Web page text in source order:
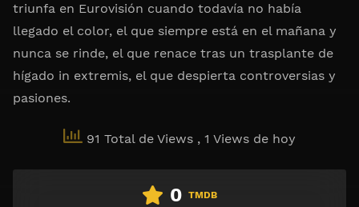
triunfa en Eurovisión cuando todavía no había
llegado el color, el que siempre está en el mañana y
nunca se rinde, el que renace tras un trasplante de
hígado in extremis, el que despierta controversias y
pasiones.
91 Total de Views , 1 Views de hoy
0 TMDB